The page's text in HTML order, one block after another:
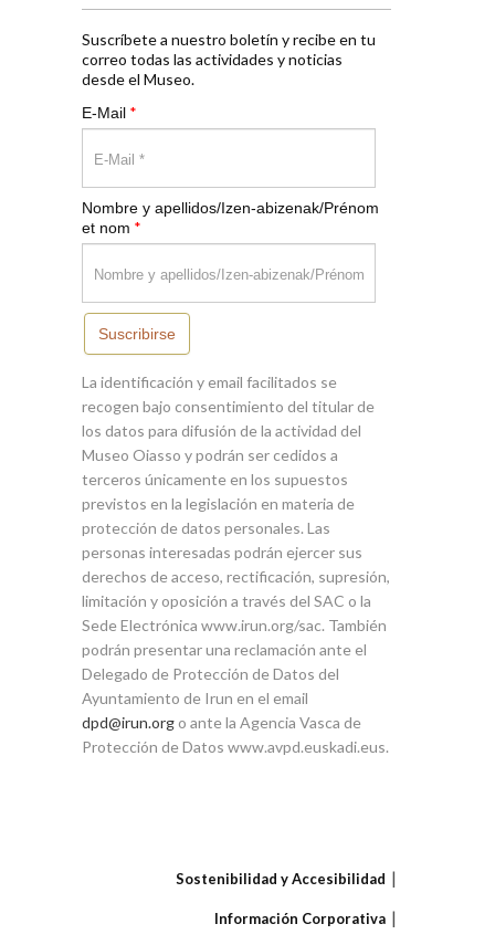
Suscríbete a nuestro boletín y recibe en tu
correo todas las actividades y noticias
desde el Museo.
E-Mail *
Nombre y apellidos/Izen-abizenak/Prénom
et nom *
Suscribirse
La identificación y email facilitados se
recogen bajo consentimiento del titular de
los datos para difusión de la actividad del
Museo Oiasso y podrán ser cedidos a
terceros únicamente en los supuestos
previstos en la legislación en materia de
protección de datos personales. Las
personas interesadas podrán ejercer sus
derechos de acceso, rectificación, supresión,
limitación y oposición a través del SAC o la
Sede Electrónica www.irun.org/sac. También
podrán presentar una reclamación ante el
Delegado de Protección de Datos del
Ayuntamiento de Irun en el email
dpd@irun.org o ante la Agencia Vasca de
Protección de Datos www.avpd.euskadi.eus.
Sostenibilidad y Accesibilidad
Información Corporativa